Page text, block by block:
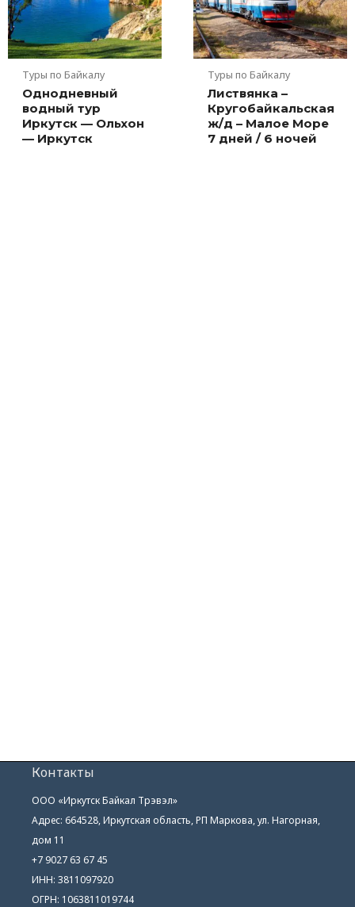
Туры по Байкалу
Однодневный
водный тур
Иркутск — Ольхон
— Иркутск
Туры по Байкалу
Листвянка –
Кругобайкальская
ж/д – Малое Море
7 дней / 6 ночей
Контакты
ООО «Иркутск Байкал Трэвэл»
Адрес: 664528, Иркутская область, РП Маркова, ул. Нагорная,
дом 11
+7 9027 63 67 45
ИНН: 3811097920
ОГРН: 1063811019744